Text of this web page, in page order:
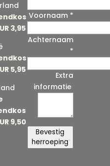
3,95
5,95
9,50
l
Voornaam *
Achternaam
*
Extra
informatie
Bevestig
herroeping